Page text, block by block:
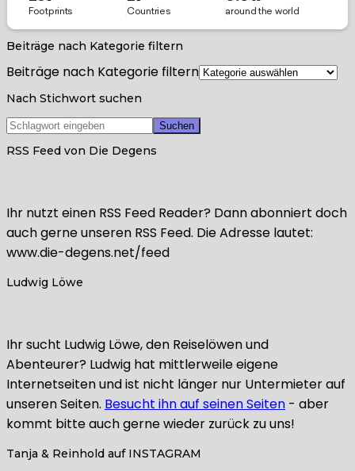
Beiträge nach Kategorie filtern
Beiträge nach Kategorie filtern
Nach Stichwort suchen
RSS Feed von Die Degens
Ihr nutzt einen RSS Feed Reader? Dann abonniert doch
auch gerne unseren RSS Feed. Die Adresse lautet:
www.die-degens.net/feed
Ludwig Löwe
Ihr sucht Ludwig Löwe, den Reiselöwen und
Abenteurer? Ludwig hat mittlerweile eigene
Internetseiten und ist nicht länger nur Untermieter auf
unseren Seiten. Besucht ihn auf seinen Seiten - aber
kommt bitte auch gerne wieder zurück zu uns!
Tanja & Reinhold auf INSTAGRAM